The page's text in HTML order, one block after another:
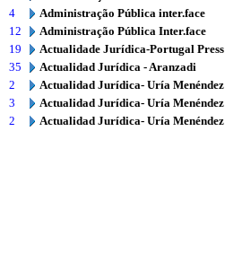
4
Administração Pública inter.face
12
Administração Pública Inter.face
19
Actualidade Jurídica-Portugal Press
35
Actualidad Jurídica - Aranzadi
2
Actualidad Jurídica- Uría Menéndez
3
Actualidad Jurídica- Uría Menéndez
2
Actualidad Jurídica- Uría Menéndez